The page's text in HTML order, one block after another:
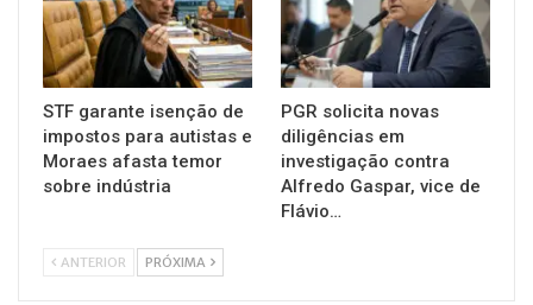
STF garante isenção de
impostos para autistas e
Moraes afasta temor
sobre indústria
PGR solicita novas
diligências em
investigação contra
Alfredo Gaspar, vice de
Flávio…
ANTERIOR PRÓXIMA